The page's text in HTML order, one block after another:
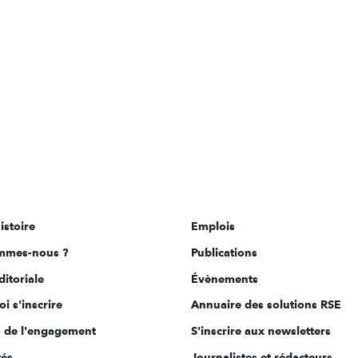
nous ?
s'inscrire
de l'engagement
Emplois
Publications
Évènements
Annuaire des solutions RSE
S'inscrire aux newsletters